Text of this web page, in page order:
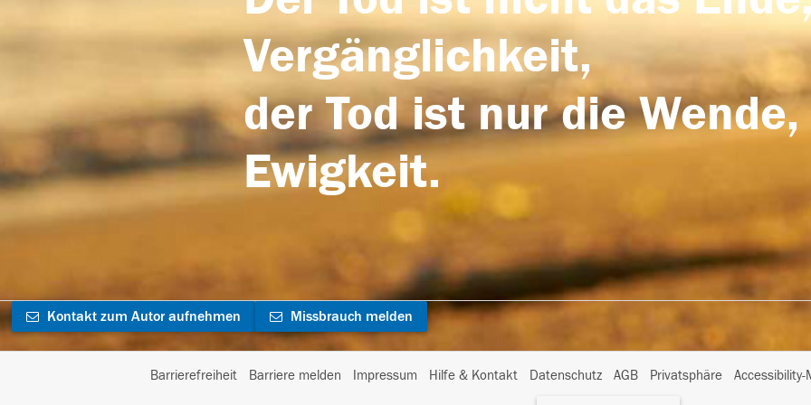
Vergänglichkeit,
der Tod ist nur die
Ewigkeit.
Kontakt zum Autor aufnehmen Missbrauch melden
Barrierefreiheit Barriere melden Impressum Hilfe & Kontakt Datenschutz AGB Privatsphäre
I